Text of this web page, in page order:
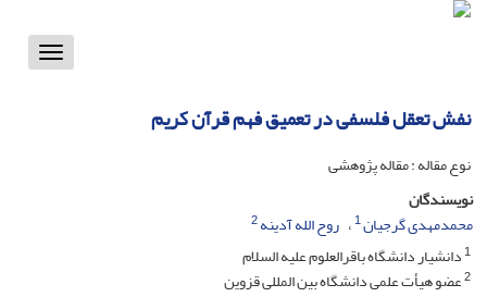
Toggle
نفش تعقل فلسفی در تعمیق فهم قرآن کریم
نوع مقاله : مقاله پژوهشی
نویسندگان
محمدمهدی گرجیان1 روح الله آدینه2
1دانشیار دانشگاه باقرالعلوم علیه السلام
2عضو هیأت علمی دانشگاه بین المللی قزوین